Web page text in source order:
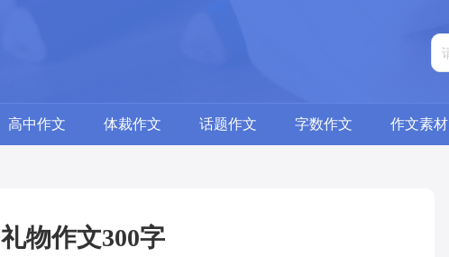
高中作文 体裁作文 话题作文 字数作文 作文素材
礼物作文300字